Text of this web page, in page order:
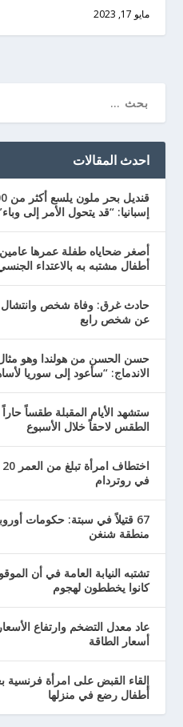
مايو 17, 2023
احدث المقالات
إسبانيا: “قد يتحول الأمر إلى
أصغر ضحاياه طفلة عمرها
أطفال مشتبه به بالاعتداء الجنسي
حادث غرق: وفاة شخص وانتشال
عن شخص رابع
حسن الحسن من هولندا وهو
الاندماج: “سأعود إلى سوريا
ستشهد الأيام المقبلة طقساً
الطقس لاحقاً خلال الأسبوع
في روتردام
67 قتيلاً في سبتة: حكومات
منطقة شنغن
تشتبه النيابة العامة في أن
كانوا يخططون لهجوم
أسعار الطاقة
إلقاء القبض على امرأة
أطفال رضع في منزلها